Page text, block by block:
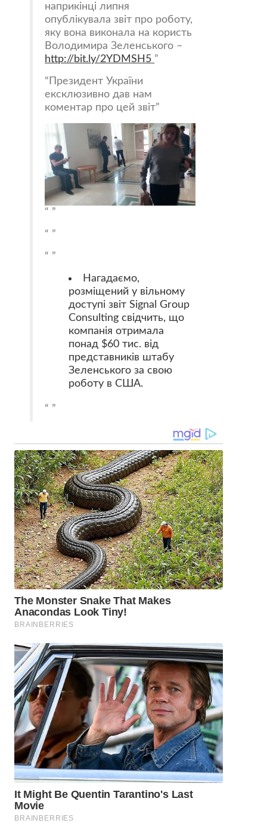
наприкінці липня
опублікувала звіт про роботу,
яку вона виконала на користь
Володимира Зеленського –
http:// bit.ly/2YDMSH5
Президент України
ексклюзивно дав нам
коментар про цей звіт
Нагадаємо,
розміщений у вільному
доступі звіт Signal Group
Consulting свідчить, що
компаніяотримала
понад $60 тис. від
представників штабу
Зеленського за свою
роботу в США.